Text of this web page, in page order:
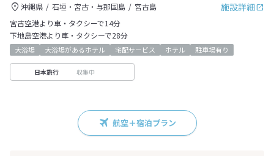
施設詳細
沖縄県 石垣・宮古・与那国島
宮古島
宮古空港より車・タクシーで14分
下地島空港より車・タクシーで28分
大浴場 大浴場があるホテル 宅配サービス ホテル 駐車場有り
日本旅行 収集中
航空＋宿泊プラン